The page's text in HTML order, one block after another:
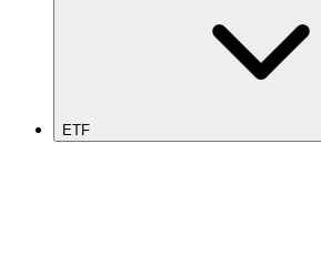
ETF